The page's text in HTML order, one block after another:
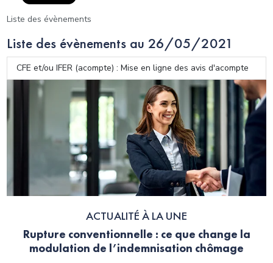
Liste des évènements
Liste des évènements au 26/05/2021
CFE et/ou IFER (acompte) : Mise en ligne des avis d'acompte
ACTUALITÉ À LA UNE
Rupture conventionnelle : ce que change la
modulation de l’indemnisation chômage